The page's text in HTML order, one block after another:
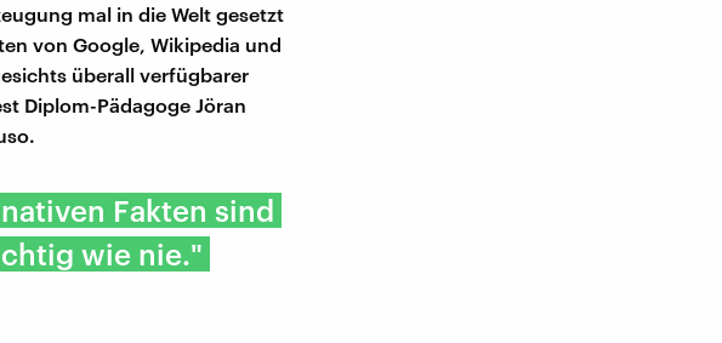
mal in die Welt gesetzt
von Google, Wikipedia und
überall verfügbarer
Diplom-Pädagoge Jöran
Fakten sind
wie nie."